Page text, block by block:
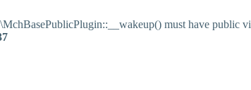
must have public